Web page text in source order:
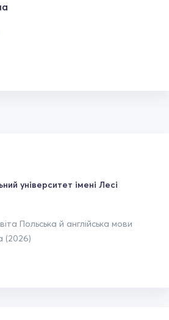
університет імені Лесі
Польська й англійська мови
(2026)